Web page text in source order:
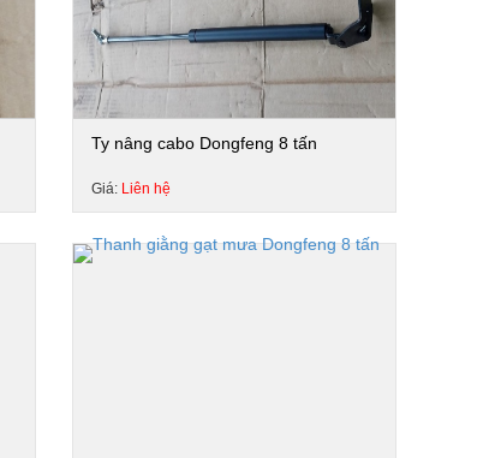
Ty nâng cabo Dongfeng 8 tấn
Giá: Liên hệ